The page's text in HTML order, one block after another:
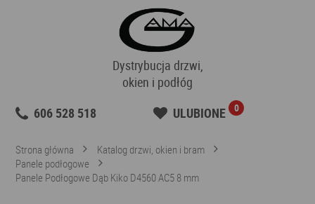
Dystrybucja drzwi,
okien i podłóg
606 528 518
ULUBIONE 0
Strona główna
Katalog drzwi, okien i bram
Panele podłogowe
Panele Podłogowe Dąb Kiko D4560 AC5 8 mm